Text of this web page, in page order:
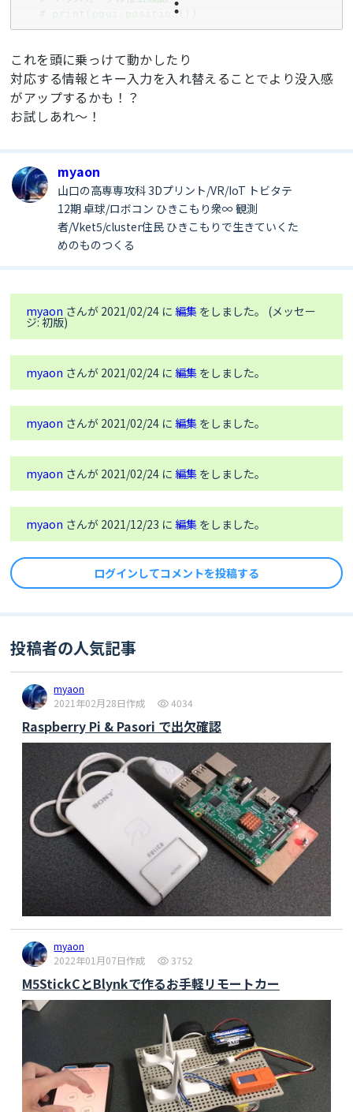
# print(pgui.position())
if(',' in line):
       l = line.split(
',')
       s = l[
0 ].lstrip(
# 左右
elif (int(s) <
           Key(
"a")
# 前後
if (int(l[ 1]) > 400):
           Key(
"s"
# ボタンA：リアクション1
if(line[
# ボタンB：リアクション2
elif(line[2] == "s"):
       Click(
12350,2114)
# ボタンA+B：停止
elif(line[2] == "q"):
break
これを頭に乗っけて動かしたり
対応する情報とキー入力を入れ替えることでより没入感
がアップするかも！？
お試しあれ～！
myaon
山口の高専専攻科 3Dプリント/VR/IoT トビタテ
12期 卓球/ロボコン ひきこもり衆∞ 観測
者/Vket5/cluster住民 ひきこもりで生きていくた
めのものつくる
myaon さんが 2021/02/24 に編集 をしました。 (メッセー
ジ: 初版)
myaon さんが 2021/02/24 に編集 をしました。
myaon さんが 2021/02/24 に編集 をしました。
myaon さんが 2021/02/24 に編集 をしました。
myaon さんが 2021/12/23 に編集 をしました。
ログインしてコメントを投稿する
投稿者の人気記事
myaon
2021年02月28日作成
4034
Raspberry Pi & Pasori で出欠確認
myaon
2022年01月07日作成
3752
M5StickCとBlynkで作るお手軽リモートカー